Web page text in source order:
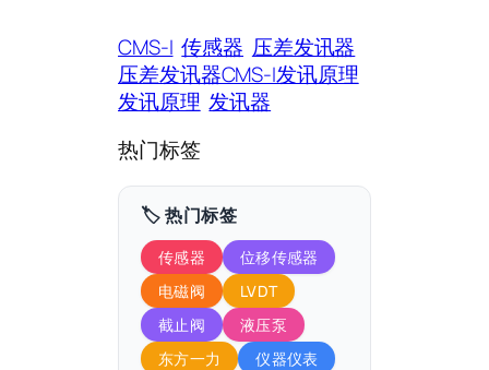
CMS-I 传感器 压差发讯器
压差发讯器CMS-I发讯原理
发讯原理 发讯器
热门标签
🏷️ 热门标签
传感器
位移传感器
电磁阀
LVDT
截止阀
液压泵
东方一力
仪器仪表